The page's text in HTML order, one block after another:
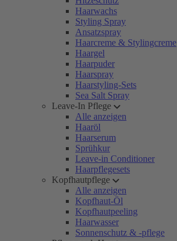
Haarwachs
Styling Spray
Ansatzspray
Haarcreme & Stylingcreme
Haargel
Haarpuder
Haarspray
Haarstyling-Sets
Sea Salt Spray
Leave-In Pflege
Alle anzeigen
Haaröl
Haarserum
Sprühkur
Leave-in Conditioner
Haarpflegesets
Kopfhautpflege
Alle anzeigen
Kopfhaut-Öl
Kopfhautpeeling
Haarwasser
Sonnenschutz & -pflege